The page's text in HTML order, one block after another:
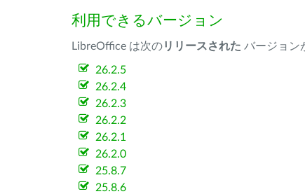
利用できるバージョン
LibreOffice は次のリリースされた バージョン
26.2.5
26.2.4
26.2.3
26.2.2
26.2.1
26.2.0
25.8.7
25.8.6